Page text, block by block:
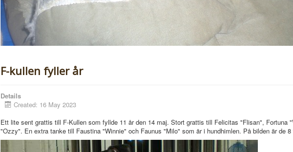
F-kullen fyller år
Details
Created: 16 May 2023
Ett lite sent grattis till F-Kullen som fyllde 11 år den 14 maj. Stort grattis till Felicitas "Flisan", Fortuna
"Ozzy". En extra tanke till Faustina "Winnie" och Faunus "Milo" som är i hundhimlen. På bilden är de